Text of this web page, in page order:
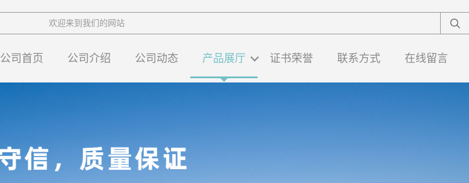
欢迎来到我们的网站
公司首页 公司介绍 公司动态 产品展厅 证书荣誉 联系方式 在线留言